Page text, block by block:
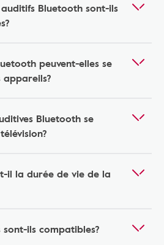
Bluetooth sont-ils
peuvent-elles se
Bluetooth se
il la durée de vie de la
ils compatibles?